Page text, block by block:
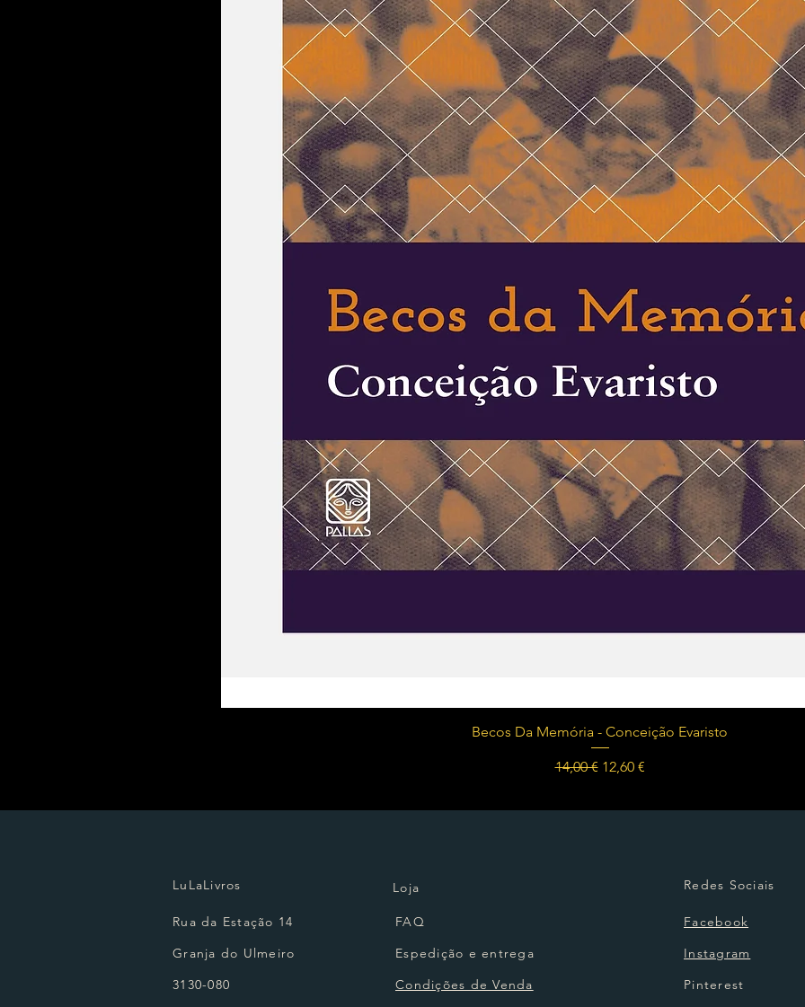
Visualização rápida
Becos Da Memória - Conceição Evaristo
Preço normal
14,00 € Preço promocional
12,60 €
LuLaLivros Loja
Rua da Estação 14
Granja do Ulmeiro
3130-080
FAQ
Espedição e entrega
Condições de Venda
Redes Sociais
Facebook
Instagram
Pinterest